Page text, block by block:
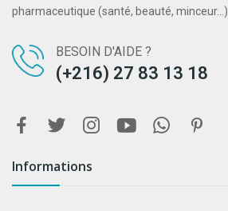
pharmaceutique (santé, beauté, minceur...)
BESOIN D'AIDE ?
(+216) 27 83 13 18
Informations